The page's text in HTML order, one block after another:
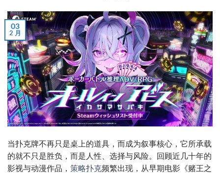
03
2 月
当扑克牌不再只是桌上的道具，而成为叙事核心，它所承载
的就不只是胜负，而是人性、选择与风险。回顾近几十年的
影视与动漫作品， 策略扑克频繁出现，从早期电影《赌王之